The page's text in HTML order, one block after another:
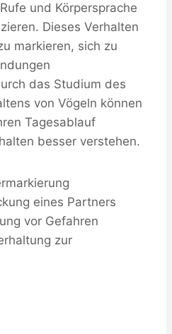
und Körpersprache
Dieses Verhalten
markieren, sich zu
das Studium des
von Vögeln können
Tagesablauf
besser verstehen.
eines Partners
vor Gefahren
zur